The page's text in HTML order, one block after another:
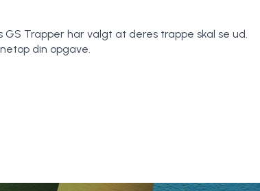
Trapper har valgt at deres trappe skal se ud.
din opgave.